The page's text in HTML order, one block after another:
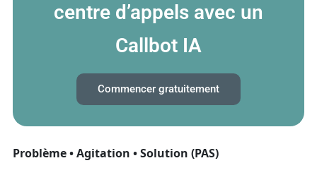
centre d’appels avec un
Callbot IA
Commencer gratuitement
Problème • Agitation • Solution (PAS)